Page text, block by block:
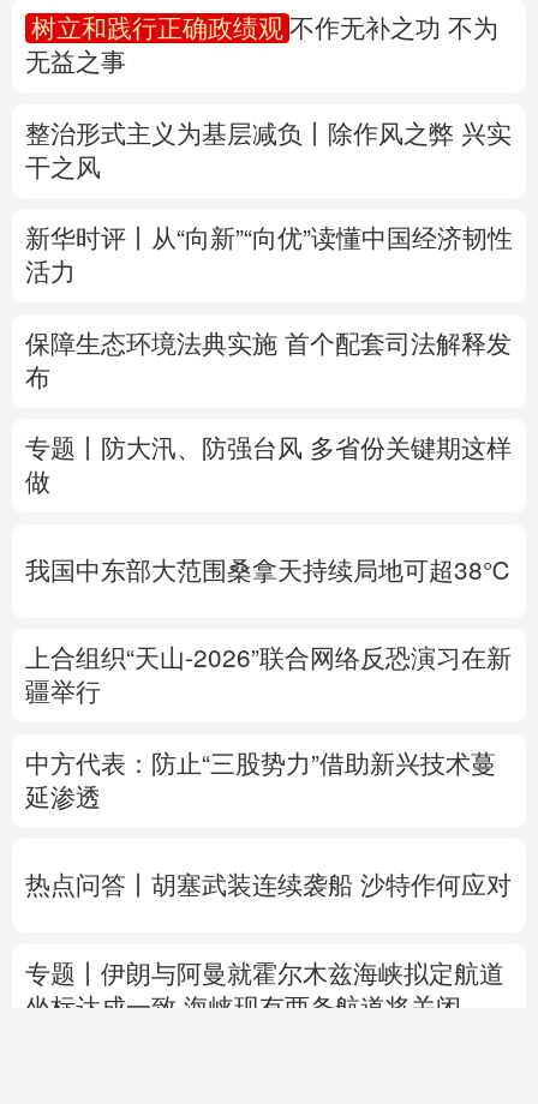
多语种频道
English Español Français عربى
Deutsch
树立和践行正确政绩观 不作无补之功 不为
无益之事
整治形式主义为基层减负丨除作风之弊 兴实
干之风
新华时评丨从“向新”“向优”读懂中国经济韧性
活力
保障生态环境法典实施 首个配套司法解释发
布
专题丨
防大汛、防强台风 多省份关键期这样
做
我国中东部大范围桑拿天持续局地可超38℃
上合组织“天山-2026”联合网络反恐演习在新
疆举行
中方代表：防止“三股势力”借助新兴技术蔓
延渗透
热点问答丨胡塞武装连续袭船 沙特作何应对
专题丨 伊朗与阿曼就霍尔木兹海峡拟定航道
坐标达成一致 海峡现有两条航道将关闭